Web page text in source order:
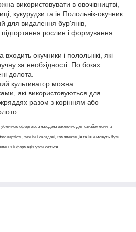
використовувати в овочівництві,
кукурудзи та ін Полольнік-окучник
для видалення бур'янів,
рослин і формування
окучники і полольнікі, які
за необхідності. По боках
долота.
культиватор можна
які використовуються для
разом з корінням або
офертою, а наведена виключно для ознайомлення з
вартість, технічні складові, комплектація та інше можуть бути
інформація уточнюється.